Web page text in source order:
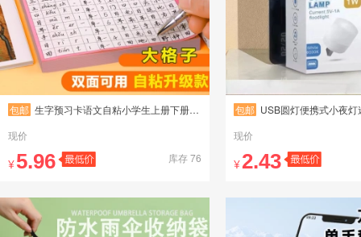
包邮 生字预习卡语文自粘小学生上册下册生字表字词组词课前生字卡片
现价
¥5.96 库存 76
包邮 USB圆灯便携式小夜灯迷你小夜灯便携USB
现价
¥2.43